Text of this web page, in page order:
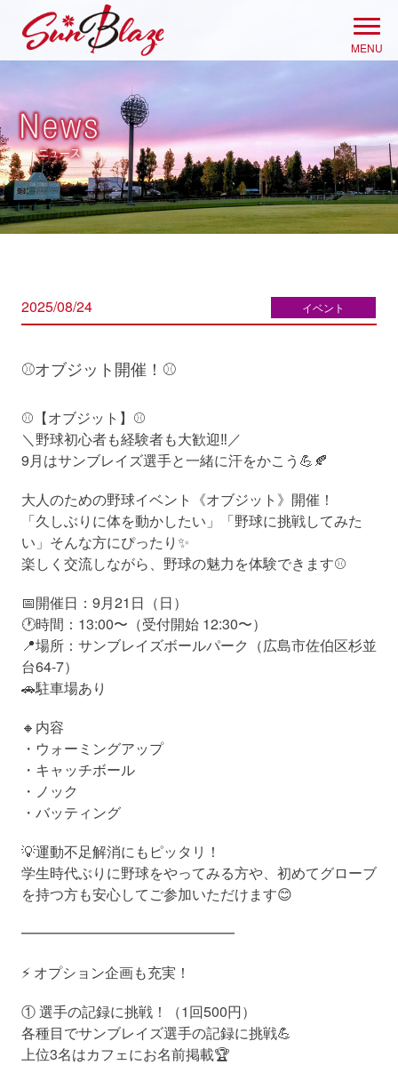
content
MENU
2025/08/24 イベント
⚾オブジット開催！⚾
⚾️【オブジット】⚾️
＼野球初心者も経験者も大歓迎‼️／
9月はサンブレイズ選手と一緒に汗をかこう💪🍂
大人のための野球イベント《オブジット》開催！
「久しぶりに体を動かしたい」「野球に挑戦してみた
い」そんな方にぴったり✨
楽しく交流しながら、野球の魅力を体験できます⚾️
📅開催日：9月21日（日）
🕐時間：13:00〜（受付開始 12:30〜）
📍場所：サンブレイズボールパーク（広島市佐伯区杉並
台64-7）
🚗駐車場あり
🔸内容
・ウォーミングアップ
・キャッチボール
・ノック
・バッティング
💡運動不足解消にもピッタリ！
学生時代ぶりに野球をやってみる方や、初めてグローブ
を持つ方も安心してご参加いただけます😊
━━━━━━━━━━━━━━━
⚡ オプション企画も充実！
① 選手の記録に挑戦！（1回500円）
各種目でサンブレイズ選手の記録に挑戦💪
上位3名はカフェにお名前掲載🏆